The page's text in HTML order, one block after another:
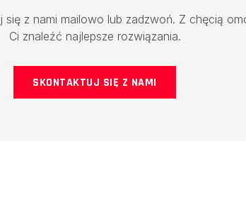
z nami mailowo lub zadzwoń. Z chęcią
Ci znaleźć najlepsze rozwiązania.
SKONTAKTUJ SIĘ Z NAMI